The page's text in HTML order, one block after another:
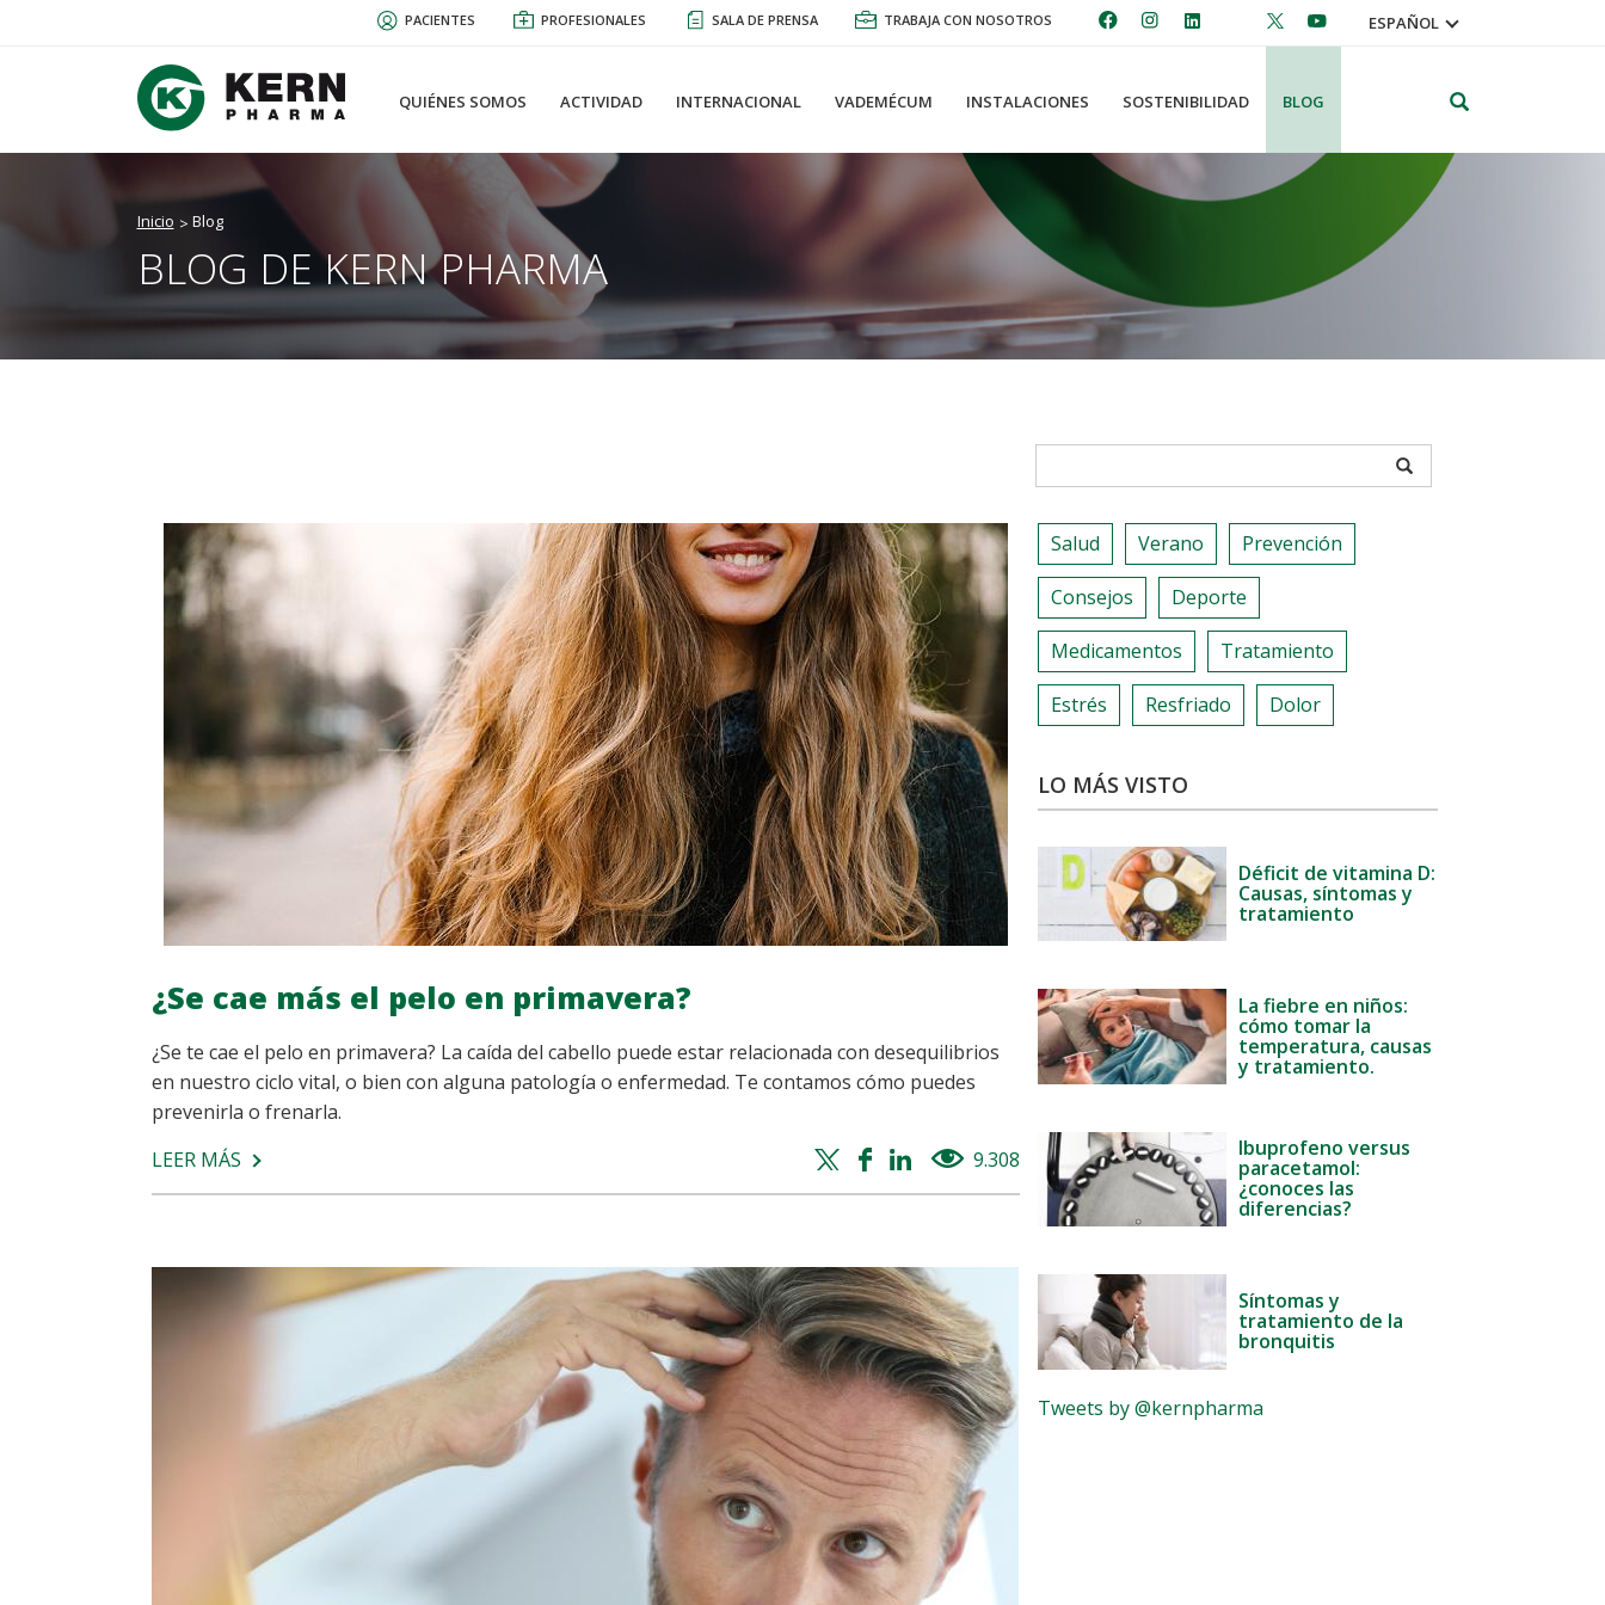
PACIENTES PROFESIONALES SALA DE PRENSA TRABAJA CON NOSOTROS ESPAÑOL
QUIÉNES SOMOS ACTIVIDAD INTERNACIONAL VADEMÉCUM INSTALACIONES SOSTENIBILIDAD BLOG
Inicio Blog
BLOG DE KERN PHARMA
APPLY
¿Se cae más el pelo en primavera?
¿Se te cae el pelo en primavera? La caída del cabello puede estar relacionada con desequilibrios
en nuestro ciclo vital, o bien con alguna patología o enfermedad. Te contamos cómo puedes
prevenirla o frenarla.
LEER MÁS SOBRE
¿SE
PELO
Twitter
share
Facebook
share
Whatsapp
share
Linkedin
share
9.308 views
Salud Verano Prevención
Consejos Deporte
Medicamentos Tratamiento
Estrés Resfriado Dolor
LO MÁS VISTO
Déficit de vitamina D:
Causas, síntomas y
tratamiento
La fiebre en niños:
cómo tomar la
temperatura, causas
y tratamiento.
Ibuprofeno versus
paracetamol:
¿conoces las
diferencias?
Síntomas y
tratamiento de la
bronquitis
Tweets by @kernpharma